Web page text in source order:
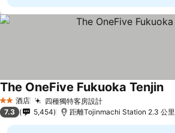
2 星級酒店 四種獨特客房設計
The OneFive Fukuoka Tenjin
7.3 5,454 距離Tojinmachi Station 2.3 公里